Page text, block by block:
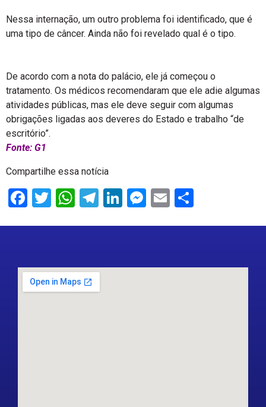
Nessa internação, um outro problema foi identificado, que é
uma tipo de câncer. Ainda não foi revelado qual é o tipo.
De acordo com a nota do palácio, ele já começou o
tratamento. Os médicos recomendaram que ele adie algumas
atividades públicas, mas ele deve seguir com algumas
obrigações ligadas aos deveres do Estado e trabalho “de
escritório”.
Fonte: G1
Compartilhe essa notícia
Facebook
Twitter
WhatsApp
Telegram
LinkedIn
Messenger
Email